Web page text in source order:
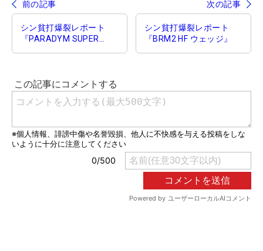
前の記事 次の記事
シン貧打爆裂レポート
『PARADYM SUPER
シン貧打爆裂レポート
『BRM2 HF ウェッジ』